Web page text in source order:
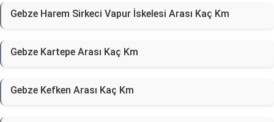
Gebze Harem Sirkeci Vapur İskelesi Arası Kaç Km
Gebze Kartepe Arası Kaç Km
Gebze Kefken Arası Kaç Km